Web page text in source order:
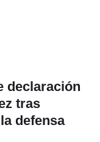
declaración
tras
defensa